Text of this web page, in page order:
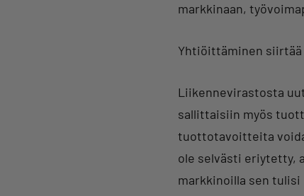
markkinaan,
Yhtiöittäminen
Liikennevirastosta
sallittaisiin myös
tuottotavoitteita
ole selvästi eriytetty,
markkinoilla sen